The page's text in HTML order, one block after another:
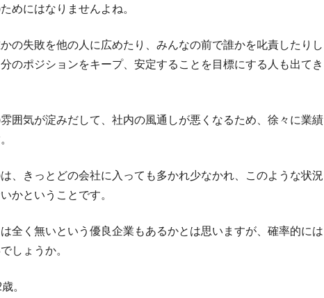
めにはなりませんよね。
の失敗を他の人に広めたり、みんなの前で誰かを叱責したりし
のポジションをキープ、安定することを目標にする人も出てき
囲気が淀みだして、社内の風通しが悪くなるため、徐々に業績
、きっとどの会社に入っても多かれ少なかれ、このような状況
かということです。
全く無いという優良企業もあるかとは思いますが、確率的には
しょうか。
。